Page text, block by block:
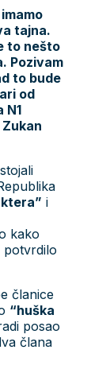
tajna.
to nešto
Pozivam
to bude
od
N1
i
kako
potvrdilo
članice
“huška
posao
člana